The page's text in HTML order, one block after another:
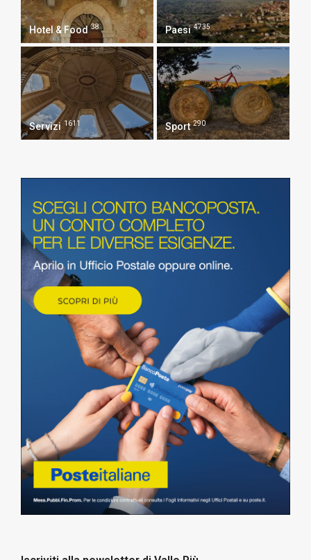
Hotel & Food 38 Paesi 4735
Servizi 1611 Sport 290